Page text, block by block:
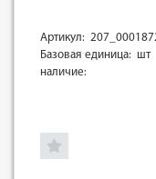
Артикул:
Базовая единица: шт
наличие: